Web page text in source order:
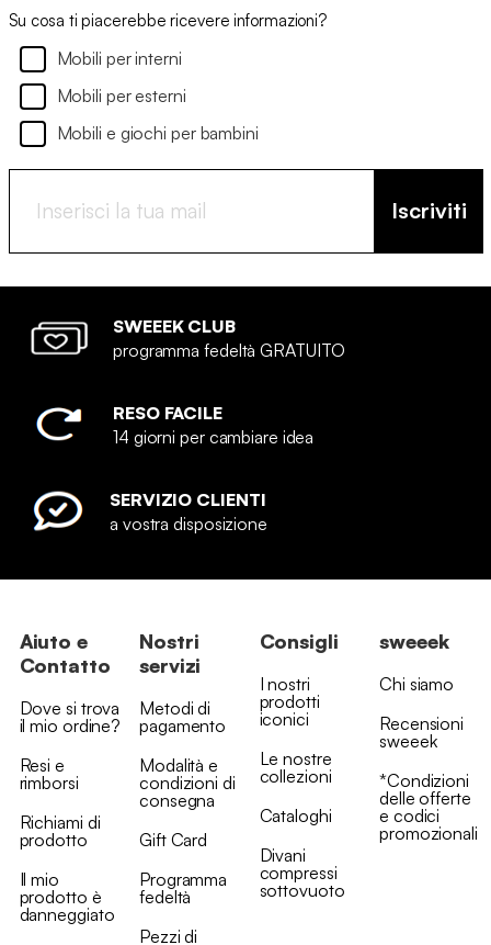
Su cosa ti piacerebbe ricevere informazioni?
Mobili per interni
Mobili per esterni
Mobili e giochi per bambini
Iscriviti
SWEEEK CLUB
programma fedeltà GRATUITO
RESO FACILE
14 giorni per cambiare idea
SERVIZIO CLIENTI
a vostra disposizione
Aiuto e
Contatto
Dove si trova
il mio ordine?
Resi e
rimborsi
Richiami di
prodotto
Il mio
prodotto è
danneggiato
Nostri
servizi
Metodi di
pagamento
Modalità e
condizioni di
consegna
Gift Card
Programma
fedeltà
Pezzi di
Consigli
I nostri
prodotti
iconici
Le nostre
collezioni
Cataloghi
Divani
compressi
sottovuoto
sweeek
Chi siamo
Recensioni
sweeek
*Condizioni
delle offerte
e codici
promozionali